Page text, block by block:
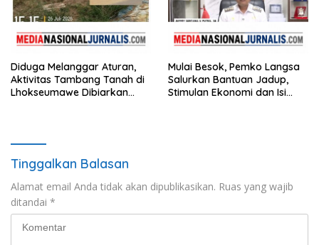
Diduga Melanggar Aturan,
Aktivitas Tambang Tanah di
Lhokseumawe Dibiarkan
Mulai Besok, Pemko Langsa
Salurkan Bantuan Jadup,
Stimulan Ekonomi dan Isi
Tinggalkan Balasan
Alamat email Anda tidak akan dipublikasikan. Ruas yang wajib
ditandai *